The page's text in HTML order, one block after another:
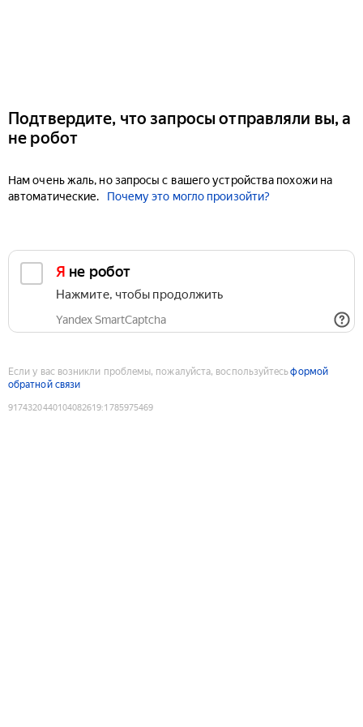
Подтвердите, что запросы отправляли вы, а
не робот
Нам очень жаль, но запросы с вашего устройства похожи на
автоматические.
Почему это могло произойти?
Я не робот
Нажмите, чтобы продолжить
Yandex SmartCaptcha
Если у вас возникли проблемы, пожалуйста, воспользуйтесьформой
обратной связи
9174320440104082619:1785975469